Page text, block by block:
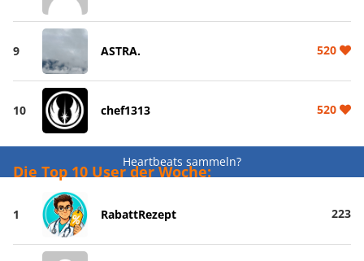
9 ASTRA. 520
10 chef1313 520
Heartbeats sammeln?
Die Top 10 User der Woche:
1 RabattRezept 223